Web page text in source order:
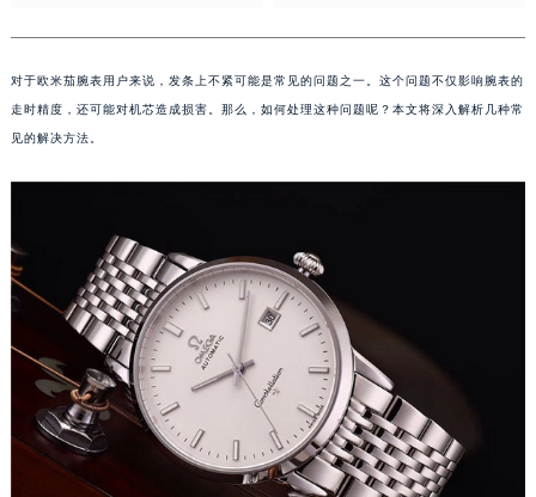
对于欧米茄腕表用户来说，发条上不紧可能是常见的问题之一。这个问题不仅影响腕表的
走时精度，还可能对机芯造成损害。那么，如何处理这种问题呢？本文将深入解析几种常
见的解决方法。